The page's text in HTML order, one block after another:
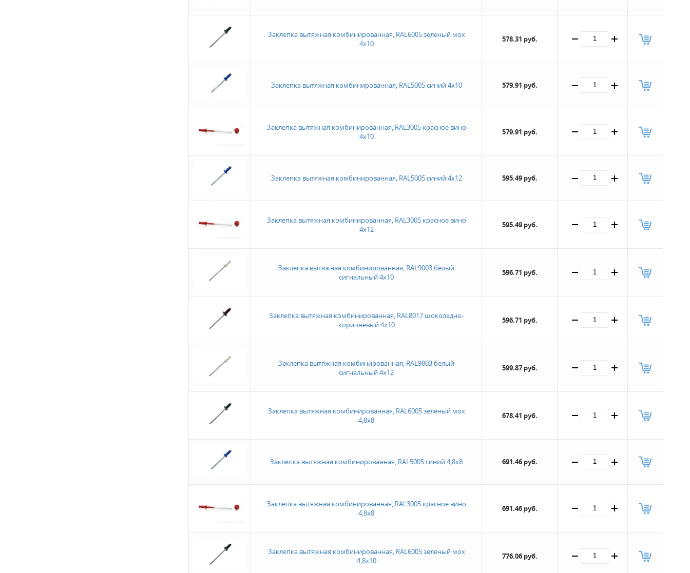
Заклепка вытяжная комбинированная, RAL6005 зеленый мох
4х10
578.31 руб.
Заклепка вытяжная комбинированная, RAL5005 синий 4х10 579.91 руб.
Заклепка вытяжная комбинированная, RAL3005 красное вино
4х10
579.91 руб.
Заклепка вытяжная комбинированная, RAL5005 синий 4х12 595.49 руб.
Заклепка вытяжная комбинированная, RAL3005 красное вино
4х12
595.49 руб.
Заклепка вытяжная комбинированная, RAL9003 белый
сигнальный 4х10
596.71 руб.
Заклепка вытяжная комбинированная, RAL8017 шоколадно-
коричневый 4х10
596.71 руб.
Заклепка вытяжная комбинированная, RAL9003 белый
сигнальный 4х12
599.87 руб.
Заклепка вытяжная комбинированная, RAL6005 зеленый мох
4,8х8
678.41 руб.
Заклепка вытяжная комбинированная, RAL5005 синий 4,8х8 691.46 руб.
Заклепка вытяжная комбинированная, RAL3005 красное вино
4,8х8
691.46 руб.
Заклепка вытяжная комбинированная, RAL6005 зеленый мох
4,8х10
776.06 руб.